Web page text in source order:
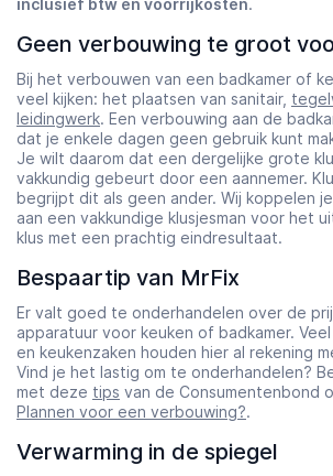
inclusief btw en voorrijkosten.
Geen verbouwing te groot
Bij het verbouwen van een badkamer of
veel kijken: het plaatsen van sanitair,
leidingwerk. Een verbouwing aan de
dat je enkele dagen geen gebruik kunt
Je wilt daarom dat een dergelijke grote
vakkundig gebeurt door een aannemer.
begrijpt dit als geen ander. Wij koppelen
aan een vakkundige klusjesman voor het
klus met een prachtig eindresultaat.
Bespaartip van MrFix
Er valt goed te onderhandelen over de
apparatuur voor keuken of badkamer.
en keukenzaken houden hier al rekening
Vind je het lastig om te onderhandelen?
met deze tips van de Consumentenbond
Plannen voor een verbouwing?.
Verwarming in de spiegel